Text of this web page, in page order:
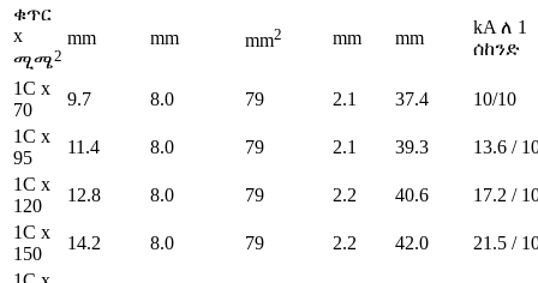
ቁጥር
x
ሚሜ2
mm mm mm2 mm mm
kA ለ 1
ሰከንድ
1C x
70
9.7 8.0 79 2.1 37.4
10/10
1C x
95
11.4 8.0 79 2.1 39.3
13.6 /
1C x
120
12.8 8.0 79 2.2 40.6
17.2 /
1C x
150
14.2 8.0 79 2.2 42.0
21.5 /